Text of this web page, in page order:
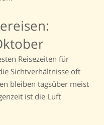
Reisezeiten für
Sichtverhältnisse oft
bleiben tagsüber meist
ist die Luft